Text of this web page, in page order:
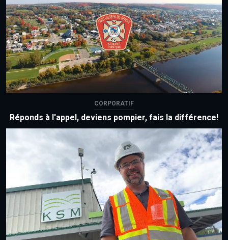
CORPORATIF
Réponds à l'appel, deviens pompier, fais la différence!